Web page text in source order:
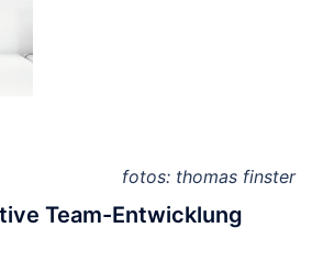
fotos: thomas finster
Team-Entwicklung